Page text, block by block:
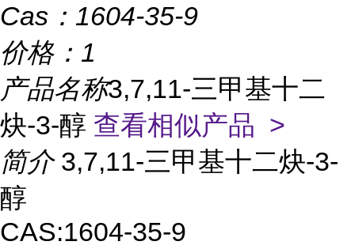
Cas： 1604-35-9
价格： 1
产品名称3,7,11-三甲基十二
炔-3-醇 查看相似产品 >
简介 3,7,11-三甲基十二炔-3-
醇
CAS:1604-35-9